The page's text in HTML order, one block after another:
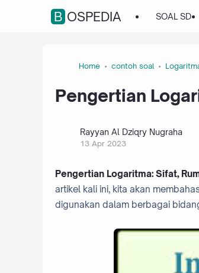
BOSPEDIA SOAL SD
Home contoh soal
Pengertian
Rayyan Al Dziqry Nugraha
13 Apr 2023
Pengertian Logaritma: Sifat,
artikel kali ini, kita akan
digunakan dalam berbagai